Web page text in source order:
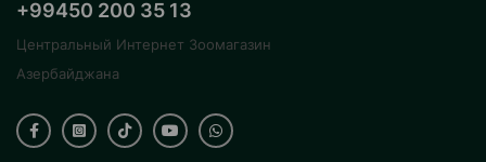
+99450 200 35 13
Центральный Интернет Зоомагазин
Азербайджана